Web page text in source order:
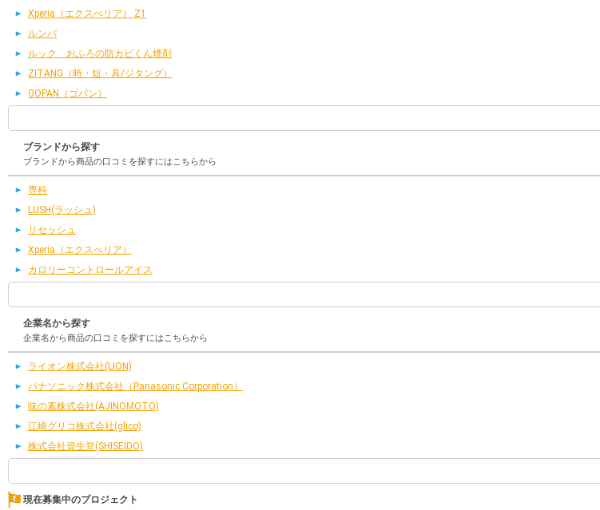
Xperia（エクスぺリア） Z1
ルンバ
ルック おふろの防カビくん煙剤
ZITANG（時・短・具/ジタング）
GOPAN（ゴパン）
ブランドから探す
ブランドから商品の口コミを探すにはこちらから
専科
LUSH(ラッシュ)
リセッシュ
Xperia（エクスぺリア）
カロリーコントロールアイス
企業名から探す
企業名から商品の口コミを探すにはこちらから
ライオン株式会社(LION)
パナソニック株式会社（Panasonic Corporation）
味の素株式会社(AJINOMOTO)
江崎グリコ株式会社(glico)
株式会社資生堂(SHISEIDO)
現在募集中のプロジェクト